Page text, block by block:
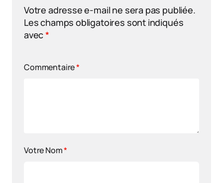
Votre adresse e-mail ne sera pas publiée.
Les champs obligatoires sont indiqués
avec*
Commentaire*
Votre Nom*